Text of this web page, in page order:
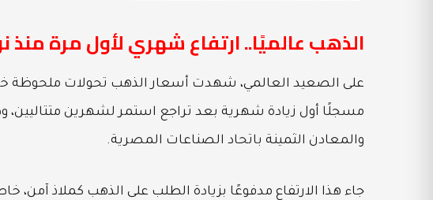
الذهب عالميًا.. ارتفاع شهري لأول مرة منذ
مسجلًا أول زيادة شهرية بعد تراجع استمر لشهرين متتاليين،
والمعادن الثمينة باتحاد الصناعات المصرية.
جاء هذا الارتفاع مدفوعًا بزيادة الطلب على الذهب كملاذ آمن،